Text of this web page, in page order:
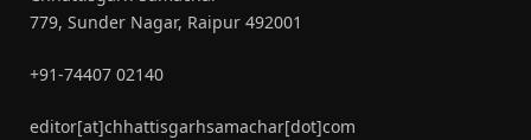
779, Sunder Nagar, Raipur 492001
+91-74407 02140
editor[at]chhattisgarhsamachar[dot]com